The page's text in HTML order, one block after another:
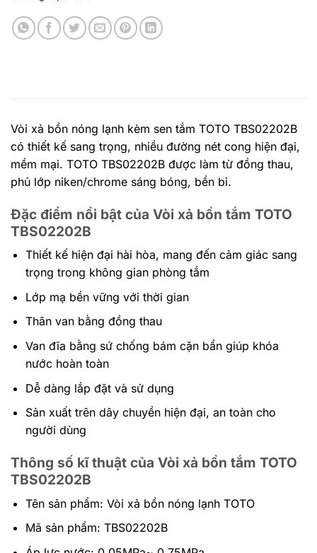
Vòi xả bồn nóng lạnh kèm sen tắm TOTO TBS02202B
có thiết kế sang trọng, nhiều đường nét cong hiện đại,
mềm mại. TOTO TBS02202B được làm từ đồng thau,
phủ lớp niken/chrome sáng bóng, bền bỉ.
Đặc điểm nổi bật của Vòi xả bồn tắm TOTO
TBS02202B
Thiết kế hiện đại hài hòa, mang đến cảm giác sang
trọng trong không gian phòng tắm
Lớp mạ bền vững với thời gian
Thân van bằng đồng thau
Van đĩa bằng sứ chống bám cặn bẩn giúp khóa
nước hoàn toàn
Dễ dàng lắp đặt và sử dụng
Sản xuất trên dây chuyền hiện đại, an toàn cho
người dùng
Thông số kĩ thuật của Vòi xả bồn tắm TOTO
TBS02202B
Tên sản phẩm: Vòi xả bồn nóng lạnh TOTO
Mã sản phẩm: TBS02202B